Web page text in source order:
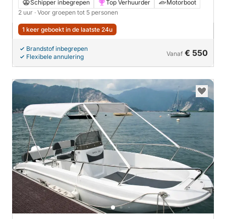
Schipper inbegrepen Top Verhuurder
Motorboot
2 uur · Voor groepen tot 5 personen
1 keer geboekt in de laatste 24u
Brandstof inbegrepen
Flexibele annulering
Vanaf € 550